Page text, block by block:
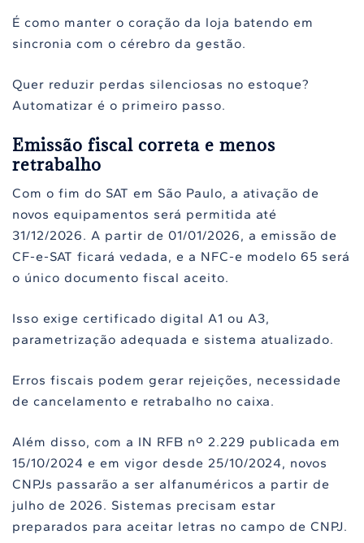
É como manter o coração da loja batendo em
sincronia com o cérebro da gestão.
Quer reduzir perdas silenciosas no estoque?
Automatizar é o primeiro passo.
Emissão fiscal correta e menos
retrabalho
Com o fim do SAT em São Paulo, a ativação de
novos equipamentos será permitida até
31/12/2026. A partir de 01/01/2026, a emissão de
CF-e-SAT ficará vedada, e a NFC-e modelo 65 será
o único documento fiscal aceito.
Isso exige certificado digital A1 ou A3,
parametrização adequada e sistema atualizado.
Erros fiscais podem gerar rejeições, necessidade
de cancelamento e retrabalho no caixa.
Além disso, com a IN RFB nº 2.229 publicada em
15/10/2024 e em vigor desde 25/10/2024, novos
CNPJs passarão a ser alfanuméricos a partir de
julho de 2026. Sistemas precisam estar
preparados para aceitar letras no campo de CNPJ.